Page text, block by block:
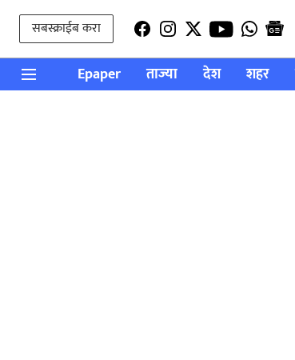
सबस्क्राईब करा
Epaper ताज्या देश शहर